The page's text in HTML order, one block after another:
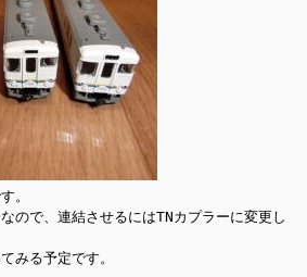
。
ので、連結させるにはTNカプラーに変更し
みる予定です。